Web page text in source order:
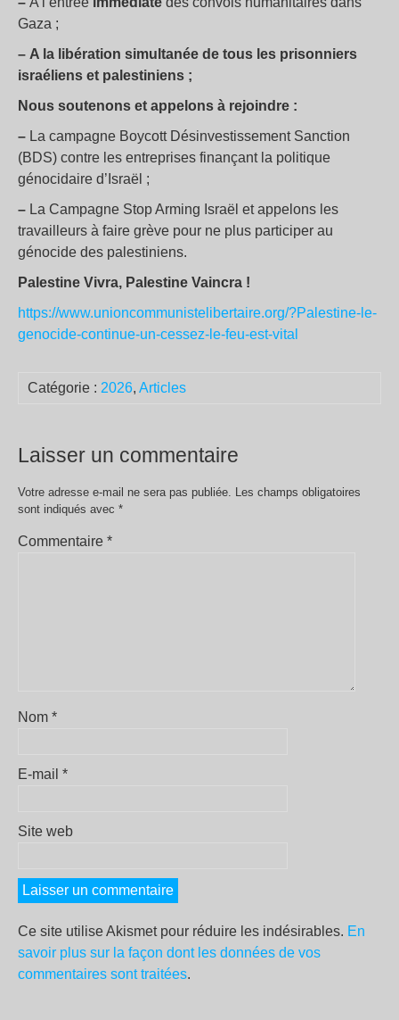
Gaza ;
– A la libération simultanée de tous les prisonniers
israéliens et palestiniens ;
Nous soutenons et appelons à rejoindre :
– La campagne Boycott Désinvestissement Sanction
(BDS) contre les entreprises finançant la politique
génocidaire d’Israël ;
– La Campagne Stop Arming Israël et appelons les
travailleurs à faire grève pour ne plus participer au
génocide des palestiniens.
Palestine Vivra, Palestine Vaincra !
https://www.unioncommunistelibertaire.org/?Palestine-le-
genocide-continue-un-cessez-le-feu-est-vital
Catégorie : 2026, Articles
Laisser un commentaire
Votre adresse e-mail ne sera pas publiée. Les champs obligatoires
sont indiqués avec *
Commentaire *
Nom *
E-mail *
Site web
Ce site utilise Akismet pour réduire les indésirables. En
savoir plus sur la façon dont les données de vos
commentaires sont traitées.